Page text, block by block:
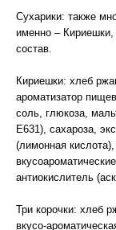
Сухарики: также
именно – Кириешки,
состав.
Кириешки: хлеб
ароматизатор
соль, глюкоза,
Е631), сахароза,
(лимонная
антиокислитель
Три корочки: хлеб
вкусо-